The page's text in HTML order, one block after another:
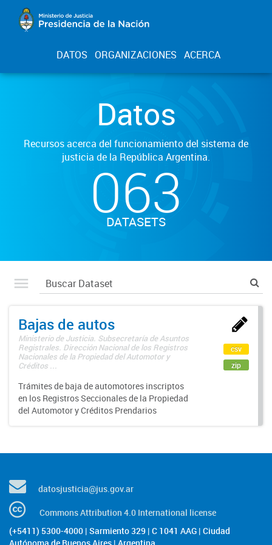
DATOS ORGANIZACIONES ACERCA
Datos
Recursos acerca del funcionamiento del sistema de
justicia de la República Argentina.
063
DATASETS
Bajas de autos
Ministerio de Justicia. Subsecretaría de Asuntos
Registrales. Dirección Nacional de los Registros
Nacionales de la Propiedad del Automotor y
Créditos ...
Trámites de baja de automotores inscriptos
en los Registros Seccionales de la Propiedad
del Automotor y Créditos Prendarios
csv
zip
datosjusticia@jus.gov.ar
Commons Attribution 4.0 International license
(+5411) 5300-4000 | Sarmiento 329 | C 1041 AAG | Ciudad